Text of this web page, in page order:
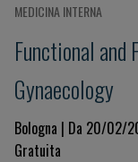
MEDICINA INTERNA
Functional
Gynaecology
Bologna | Da 20/02/
Gratuita